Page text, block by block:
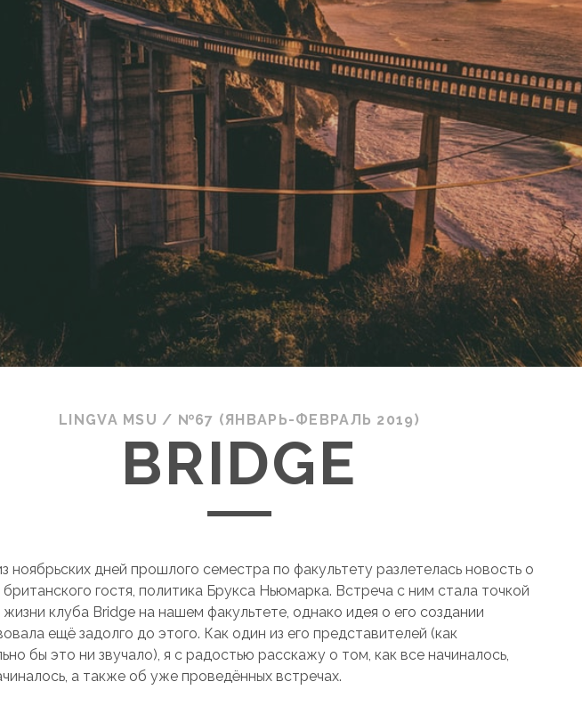
LINGVA MSU / №67 (ЯНВАРЬ-ФЕВРАЛЬ 2019)
BRIDGE
ноябрьских дней прошлого семестра по факультету разлетелась новость о
британского гостя, политика Брукса Ньюмарка. Встреча с ним стала точкой
жизни клуба Bridge на нашем факультете, однако идея о его создании
ещё задолго до этого. Как один из его представителей (как
бы это ни звучало), я с радостью расскажу о том, как все начиналось,
а также об уже проведённых встречах.